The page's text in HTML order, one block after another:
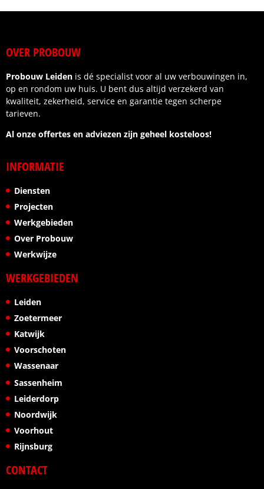
OVER PROBOUW
Probouw Leiden is dé specialist voor al uw verbouwingen in,
op en rondom uw huis. U bent dus altijd verzekerd van
kwaliteit, zekerheid, service en garantie tegen scherpe
tarieven.
Al onze offertes en adviezen zijn geheel kosteloos!
INFORMATIE
Diensten
Projecten
Werkgebieden
Over Probouw
Werkwijze
WERKGEBIEDEN
Leiden
Zoetermeer
Katwijk
Voorschoten
Wassenaar
Sassenheim
Leiderdorp
Noordwijk
Voorhout
Rijnsburg
CONTACT